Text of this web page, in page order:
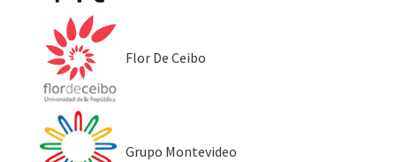
Flor De Ceibo
Grupo Montevideo